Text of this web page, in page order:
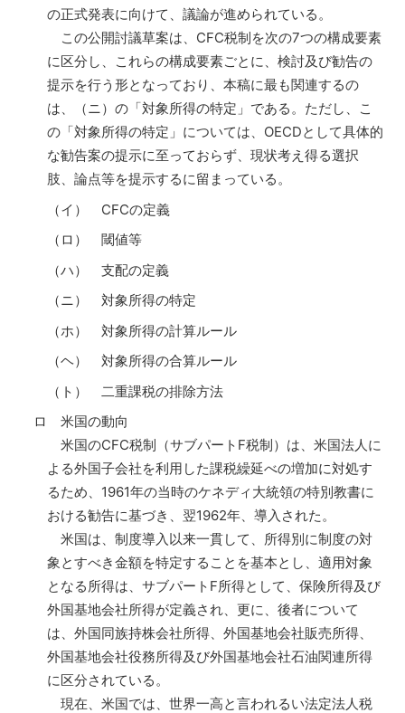
の正式発表に向けて、議論が進められている。
この公開討議草案は、CFC税制を次の7つの構成要素
に区分し、これらの構成要素ごとに、検討及び勧告の
提示を行う形となっており、本稿に最も関連するの
は、（ニ）の「対象所得の特定」である。ただし、こ
の「対象所得の特定」については、OECDとして具体的
な勧告案の提示に至っておらず、現状考え得る選択
肢、論点等を提示するに留まっている。
（イ） CFCの定義
（ロ） 閾値等
（ハ） 支配の定義
（ニ） 対象所得の特定
（ホ） 対象所得の計算ルール
（ヘ） 対象所得の合算ルール
（ト） 二重課税の排除方法
ロ 米国の動向
米国のCFC税制（サブパートF税制）は、米国法人に
よる外国子会社を利用した課税繰延べの増加に対処す
るため、1961年の当時のケネディ大統領の特別教書に
おける勧告に基づき、翌1962年、導入された。
米国は、制度導入以来一貫して、所得別に制度の対
象とすべき金額を特定することを基本とし、適用対象
となる所得は、サブパートF所得として、保険所得及び
外国基地会社所得が定義され、更に、後者について
は、外国同族持株会社所得、外国基地会社販売所得、
外国基地会社役務所得及び外国基地会社石油関連所得
に区分されている。
現在、米国では、世界一高と言われるい法定法人税